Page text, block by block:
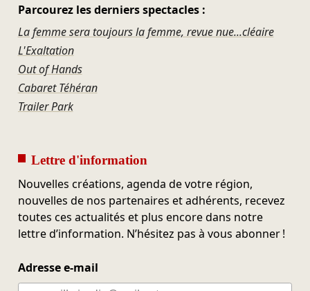
Parcourez les derniers spectacles :
La femme sera toujours la femme, revue nue...cléaire
L'Exaltation
Out of Hands
Cabaret Téhéran
Trailer Park
Lettre d'information
Nouvelles créations, agenda de votre région,
nouvelles de nos partenaires et adhérents, recevez
toutes ces actualités et plus encore dans notre
lettre d’information. N’hésitez pas à vous abonner !
Adresse e-mail